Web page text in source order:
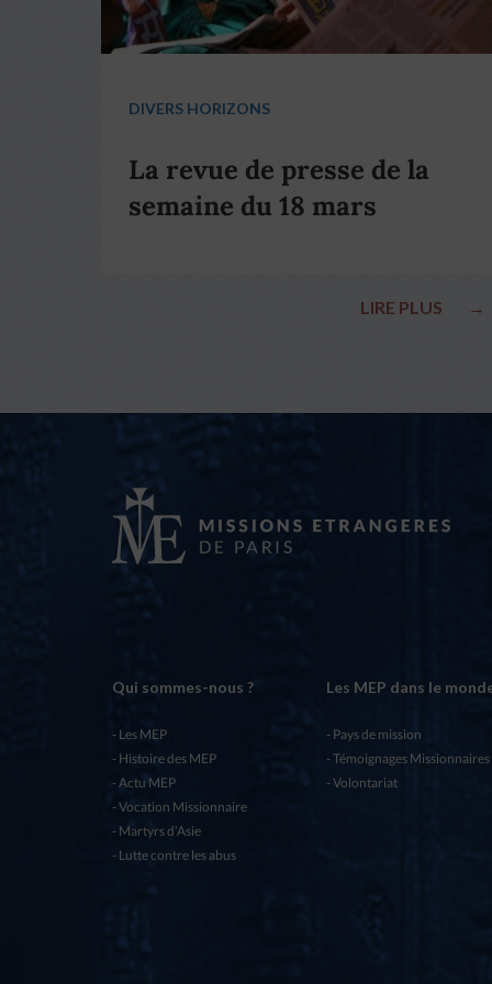
DIVERS HORIZONS
La revue de presse de la
semaine du 18 mars
LIRE PLUS →
Qui sommes-nous ?
Les MEP
Histoire des MEP
Actu MEP
Vocation Missionnaire
Martyrs d’Asie
Lutte contre les abus
Les MEP dans le
Pays de mission
Témoignages Missionnaires
Volontariat